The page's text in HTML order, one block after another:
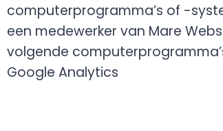
computerprogramma’s of -
een medewerker van Mare
volgende
Google Analytics